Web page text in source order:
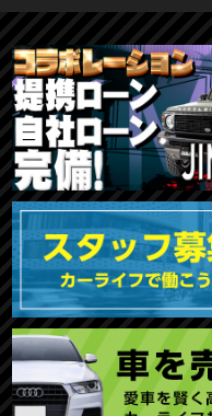
TOKYO店在庫車両
大阪店在庫車両
福岡店在庫車両 車種
メーカ